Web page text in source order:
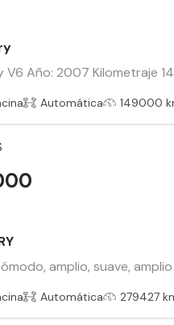
V6 Año: 2007 Kilometraje
Automática 149000
amplio, suave,
Automática 279427